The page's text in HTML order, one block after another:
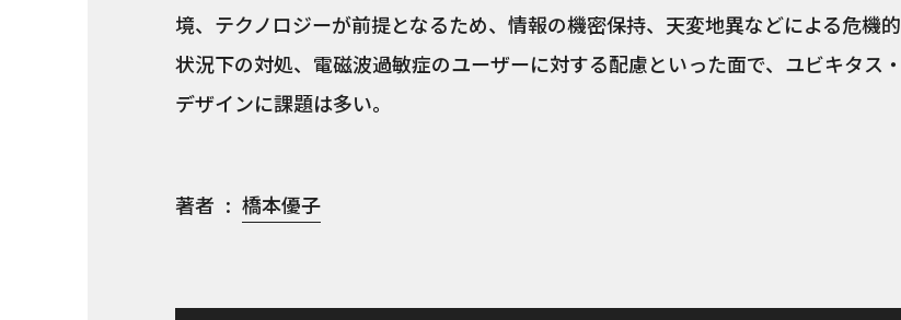
境、テクノロジーが前提となるため、情報の機密保持、天変地異などによる危機的
状況下の対処、電磁波過敏症のユーザーに対する配慮といった面で、ユビキタス・
デザインに課題は多い。
著者 橋本優子